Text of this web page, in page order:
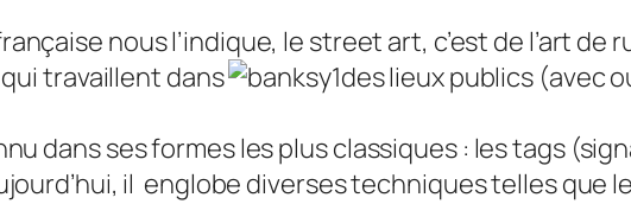
nous l’indique, le street art, c’est de l’art de
travaillent dans
des lieux publics (avec
dans ses formes les plus classiques : les tags
il englobe diverses techniques telles que